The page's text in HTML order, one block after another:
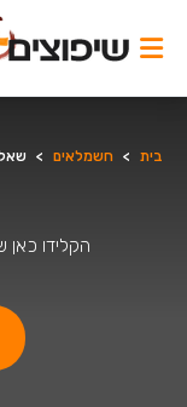
בית > חשמלאים >
הקלידו כאן